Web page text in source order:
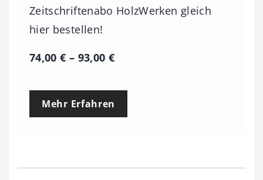
Zeitschriftenabo HolzWerken gleich
hier bestellen!
74,00€ – 93,00 €P
e
p
Mehr Erfahren